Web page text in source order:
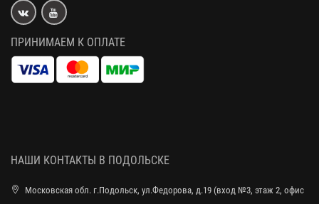
ПРИНИМАЕМ К ОПЛАТЕ
НАШИ КОНТАКТЫ В ПОДОЛЬСКЕ
Московская обл. г.Подольск, ул.Федорова, д.19 (вход №3, этаж 2, офис